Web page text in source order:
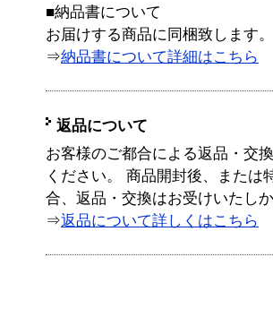
■納品書について
お届けする商品に同梱致します。
⇒納品書について詳細はこちら
返品について
お客様のご都合による返品・交
ください。 商品開封後、または
合、返品・交換はお受けいたし
⇒返品について詳しくはこちら